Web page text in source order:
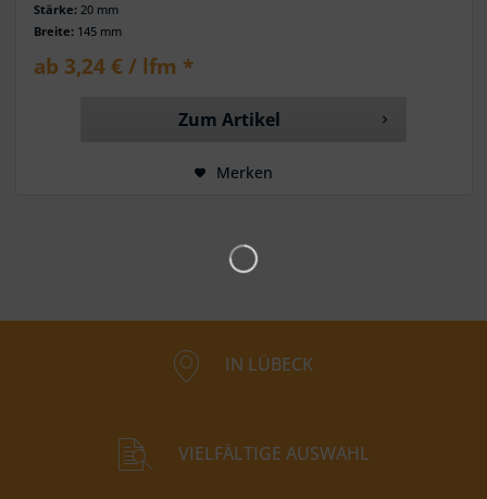
Stärke: 20 mm
Breite: 145 mm
ab 3,24 € / lfm *
Zum Artikel
Merken
IN LÜBECK
VIELFÄLTIGE AUSWAHL